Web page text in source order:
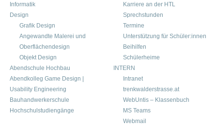
Informatik
Design
Grafik Design
Angewandte Malerei und
Oberflächendesign
Objekt Design
Abendschule Hochbau
Abendkolleg Game Design |
Usability Engineering
Bauhandwerkerschule
Hochschulstudiengänge
Karriere an der HTL
Sprechstunden
Termine
Unterstützung für Schüler:innen
Beihilfen
Schülerheime
INTERN
Intranet
trenkwalderstrasse.at
WebUntis – Klassenbuch
MS Teams
Webmail